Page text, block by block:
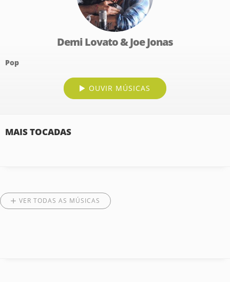
Demi Lovato & Joe Jonas
Pop
OUVIR MÚSICAS
MAIS TOCADAS
VER TODAS AS MÚSICAS